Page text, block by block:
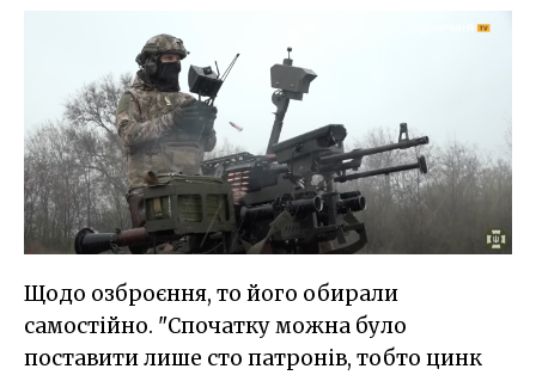
Щодо озброєння, то його обирали
самостійно. "Спочатку можна було
поставити лише сто патронів, тобто цинк